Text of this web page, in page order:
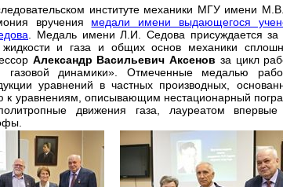
институте механики МГУ имени
вручения медали имени выдающегося
. Медаль имени Л.И. Седова присуждается
жидкости и газа и общих основ механики
Александр Васильевич Аксенов за цикл
газовой динамики». Отмеченные медалью
уравнений в частных производных,
к уравнениям, описывающим нестационарный
движения газа, лауреатом впервые